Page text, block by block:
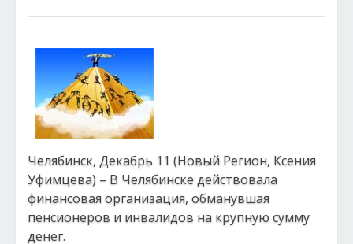
Челябинск, Декабрь 11 (Новый Регион, Ксения
Уфимцева) – В Челябинске действовала
финансовая организация, обманувшая
пенсионеров и инвалидов на крупную сумму
денег.